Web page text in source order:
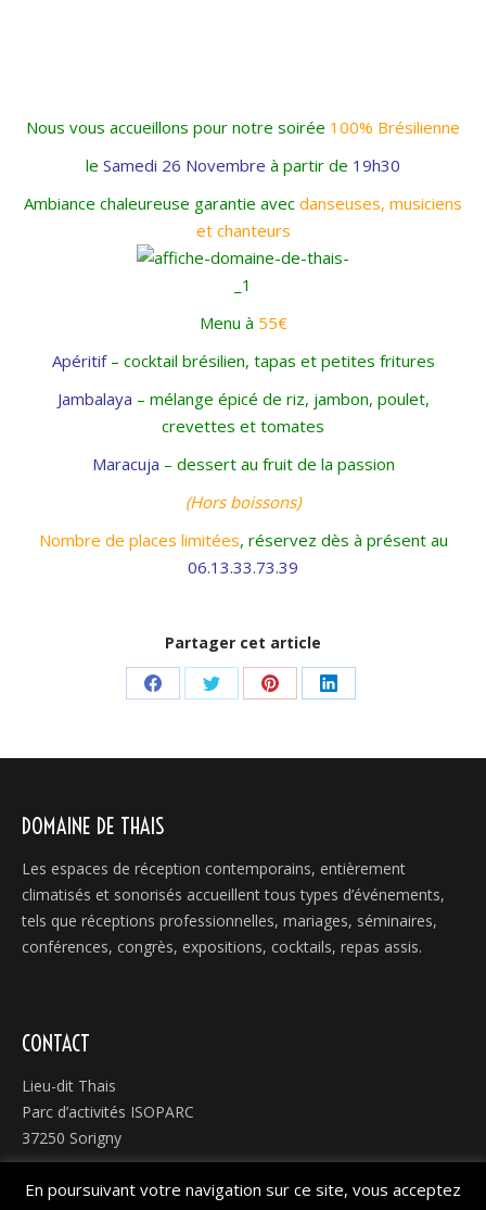
Nous vous accueillons pour notre soirée 100% Brésilienne
le Samedi 26 Novembre à partir de 19h30
Ambiance chaleureuse garantie avec danseuses, musiciens
et chanteurs
Menu à 55€
Apéritif– cocktail brésilien, tapas et petites fritures
Jambalaya – mélange épicé de riz, jambon, poulet,
crevettes et tomates
Maracuja – dessert au fruit de la passion
(Hors boissons)
Nombre de places limitées, réservez dès à présent au
06.13.33.73.39
Partager cet article
Share
Facebook
Share
Twitter
Share
Pinterest
Share
LinkedIn
DOMAINE DE THAIS
Les espaces de réception contemporains, entièrement
climatisés et sonorisés accueillent tous types d’événements,
tels que réceptions professionnelles, mariages, séminaires,
conférences, congrès, expositions, cocktails, repas assis.
CONTACT
Lieu-dit Thais
Parc d’activités ISOPARC
37250 Sorigny
02 47 22 08 74
En poursuivant votre navigation sur ce site, vous acceptez